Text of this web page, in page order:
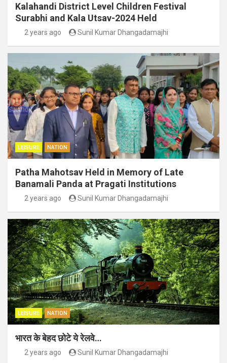
Kalahandi District Level Children Festival
Surabhi and Kala Utsav-2024 Held
2 years ago Sunil Kumar Dhangadamajhi
LEISURE NATION
Patha Mahotsav Held in Memory of Late
Banamali Panda at Pragati Institutions
2 years ago Sunil Kumar Dhangadamajhi
LEISURE NATION
भारत के बेहद छोटे ये रेलवे…
2 years ago Sunil Kumar Dhangadamajhi